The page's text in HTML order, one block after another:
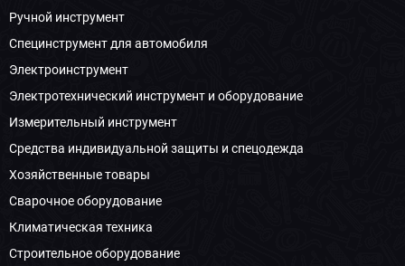
Ручной инструмент
Специнструмент для автомобиля
Электроинструмент
Электротехнический инструмент и оборудование
Измерительный инструмент
Средства индивидуальной защиты и спецодежда
Хозяйственные товары
Сварочное оборудование
Климатическая техника
Строительное оборудование